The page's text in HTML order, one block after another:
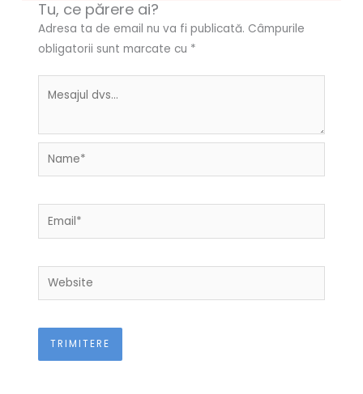
Tu, ce părere ai?
Adresa ta de email nu va fi publicată. Câmpurile
obligatorii sunt marcate cu *
Name*
Email*
Website